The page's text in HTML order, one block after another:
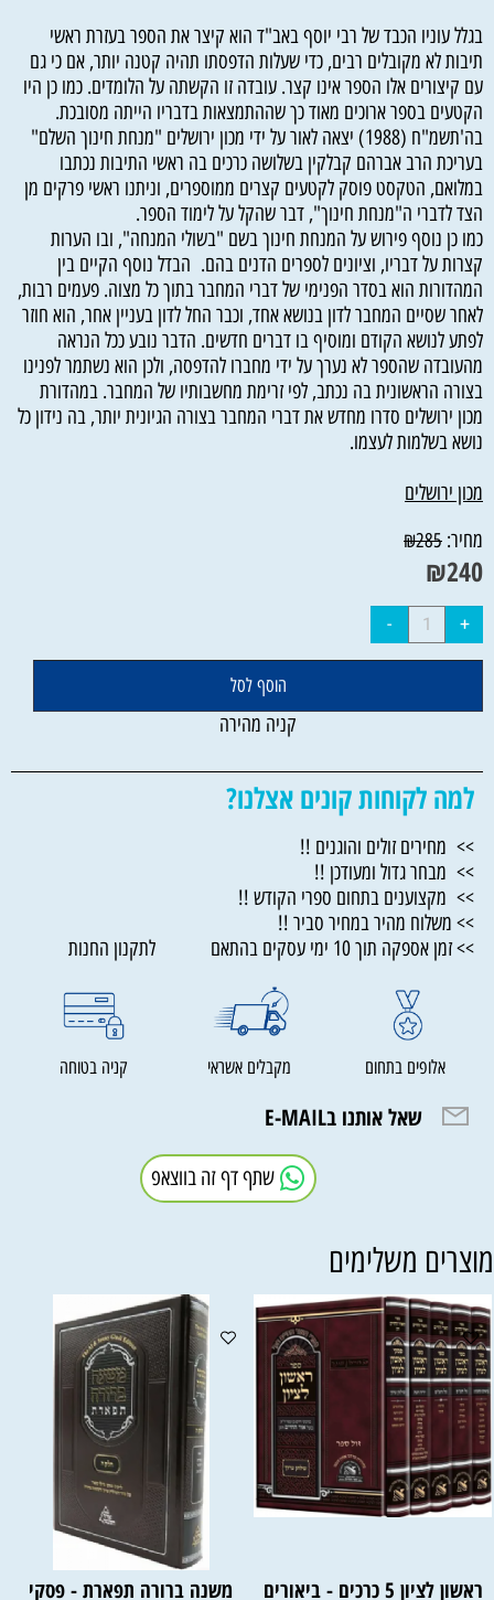
בגלל עוניו הכבד של רבי יוסף באב"ד הוא קיצר את הספר בעזרת ראשי
תיבות לא מקובלים רבים, כדי שעלות הדפסתו תהיה קטנה יותר, אם כי גם
עם קיצורים אלו הספר אינו קצר. עובדה זו הקשתה על הלומדים. כמו כן היו
הקטעים בספר ארוכים מאוד כך שההתמצאות בדבריו הייתה מסובכת.
בה'תשמ"ח (1988) יצאה לאור על ידי מכון ירושלים "מנחת חינוך השלם"
בעריכת הרב אברהם קבלקין בשלושה כרכים בה ראשי התיבות נכתבו
במלואם, הטקסט פוסק לקטעים קצרים ממוספרים, וניתנו ראשי פרקים מן
הצד לדברי ה"מנחת חינוך", דבר שהקל על לימוד הספר.
כמו כן נוסף פירוש על המנחת חינוך בשם "בשולי המנחה", ובו הערות
קצרות על דבריו, וציונים לספרים הדנים בהם. הבדל נוסף הקיים בין
המהדורות הוא בסדר הפנימי של דברי המחבר בתוך כל מצוה. פעמים רבות,
לאחר שסיים המחבר לדון בנושא אחד, וכבר החל לדון בעניין אחר, הוא חוזר
לפתע לנושא הקודם ומוסיף בו דברים חדשים. הדבר נובע ככל הנראה
מהעובדה שהספר לא נערך על ידי מחברו להדפסה, ולכן הוא נשתמר לפנינו
בצורה הראשונית בה נכתב, לפי זרימת מחשבותיו של המחבר. במהדורת
מכון ירושלים סדרו מחדש את דברי המחבר בצורה הגיונית יותר, בה נידון כל
נושא בשלמות לעצמו.
מכון ירושלים
מחיר:
₪285
₪240
הוסף לסל
קניה מהירה
למה לקוחות קונים אצלנו?
>> מחירים זולים והוגנים !!
>> מבחר גדול ומעודכן !!
>> מקצוענים בתחום ספרי הקודש !!
>> משלוח מהיר במחיר סביר !!
>> זמן אספקה תוך 10 ימי עסקים בהתאם לתקנון החנות
אלופים בתחום מקבלים אשראי קניה בטוחה
שאל אותנו בE-MAIL
שתף דף זה בווצאפ
משלימים
ראשון לציון 5 כרכים - ביאורים משנה ברורה תפארת - פסקי